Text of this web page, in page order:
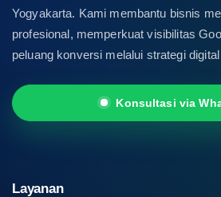
Yogyakarta. Kami membantu bisnis
profesional, memperkuat visibilitas
peluang konversi melalui strategi
Konsultasi via
Layanan